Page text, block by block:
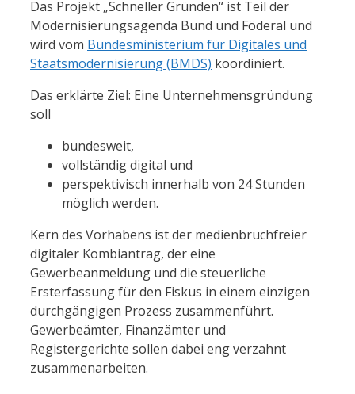
Das Projekt „Schneller Gründen“ ist Teil der
Modernisierungsagenda Bund und Föderal und
wird vom Bundesministerium für Digitales und
Staatsmodernisierung (BMDS) koordiniert.
Das erklärte Ziel: Eine Unternehmensgründung
soll
bundesweit,
vollständig digital und
perspektivisch innerhalb von 24 Stunden
möglich werden.
Kern des Vorhabens ist der medienbruchfreier
digitaler Kombiantrag, der eine
Gewerbeanmeldung und die steuerliche
Ersterfassung für den Fiskus in einem einzigen
durchgängigen Prozess zusammenführt.
Gewerbeämter, Finanzämter und
Registergerichte sollen dabei eng verzahnt
zusammenarbeiten.